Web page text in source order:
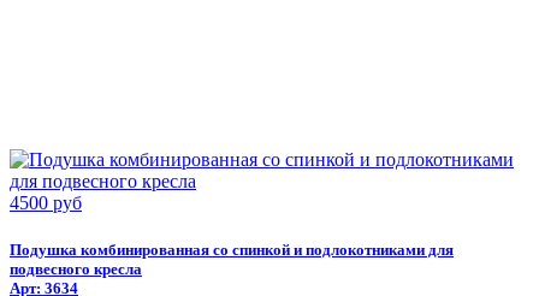
4500 руб
Подушка комбинированная со спинкой и подлокотниками для
подвесного кресла
Арт: 3634